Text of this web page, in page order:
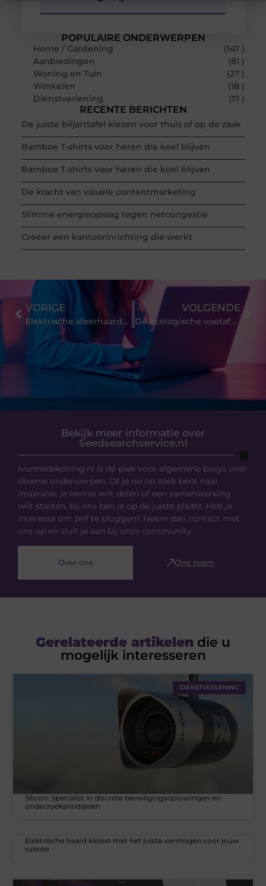
POPULAIRE ONDERWERPEN
Home / Gardening
(147 )
Aanbiedingen
(81 )
Woning en Tuin
(27 )
Winkelen
(18 )
Dienstverlening
(17 )
RECENTE BERICHTEN
De juiste biljarttafel kiezen voor thuis of op de zaak
Bamboe T-shirts voor heren die koel blijven
Bamboe T-shirts voor heren die koel blijven
De kracht van visuele contentmarketing
Slimme energieopslag tegen netcongestie
Creëer een kantoorinrichting die werkt
Bekijk meer informatie over
Seedsearchservice.nl
Ivonnedekoning.nl is dé plek voor algemene blogs over
diverse onderwerpen. Of je nu op zoek bent naar
inspiratie, je kennis wilt delen of een samenwerking
wilt starten, bij ons ben je op de juiste plaats. Heb je
interesse om zelf te bloggen? Neem dan contact met
ons op en sluit je aan bij onze community.
Over ons Ons team
VORIGE
Elektrische sfeerhaarden: makkelijker geïnstalleerd dan je denkt!
VOLGENDE
De ecologische voetafdruk van jouw kookgerei
Gerelateerde artikelen die u
mogelijk interesseren
DIENSTVERLENING
Sitcon: Specialist in discrete beveiligingsoplossingen en
onderzoeksmiddelen
Elektrische haard kiezen met het juiste vermogen voor jouw
ruimte